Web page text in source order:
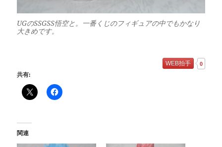
UGのSSGSS悟空と。一番くじのフィギュアの中でもかなり
大きめです。
WEB拍手 0
共有:
関連